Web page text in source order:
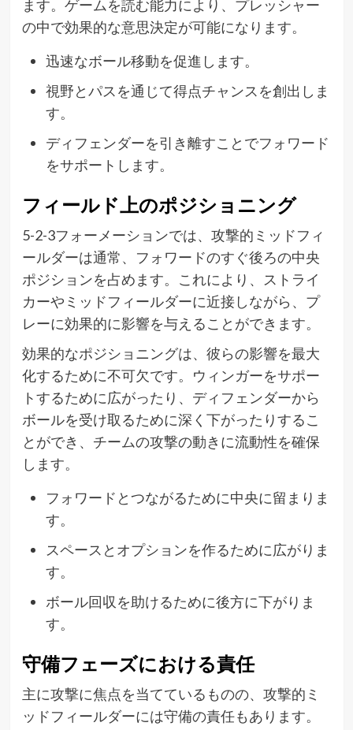
ます。ゲームを読む能力により、プレッシャー
の中で効果的な意思決定が可能になります。
迅速なボール移動を促進します。
視野とパスを通じて得点チャンスを創出しま
す。
ディフェンダーを引き離すことでフォワード
をサポートします。
フィールド上のポジショニング
5-2-3フォーメーションでは、攻撃的ミッドフィ
ールダーは通常、フォワードのすぐ後ろの中央
ポジションを占めます。これにより、ストライ
カーやミッドフィールダーに近接しながら、プ
レーに効果的に影響を与えることができます。
効果的なポジショニングは、彼らの影響を最大
化するために不可欠です。ウィンガーをサポー
トするために広がったり、ディフェンダーから
ボールを受け取るために深く下がったりするこ
とができ、チームの攻撃の動きに流動性を確保
します。
フォワードとつながるために中央に留まりま
す。
スペースとオプションを作るために広がりま
す。
ボール回収を助けるために後方に下がりま
す。
守備フェーズにおける責任
主に攻撃に焦点を当てているものの、攻撃的ミ
ッドフィールダーには守備の責任もあります。